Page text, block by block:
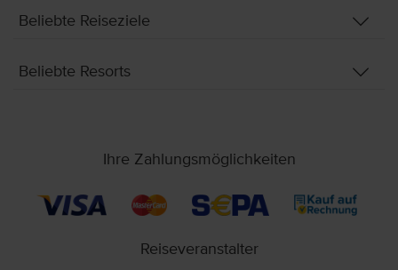
Beliebte Reiseziele
Beliebte Resorts
Ihre Zahlungsmöglichkeiten
Reiseveranstalter